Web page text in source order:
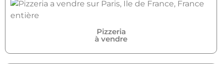
Pizzeria
à vendre